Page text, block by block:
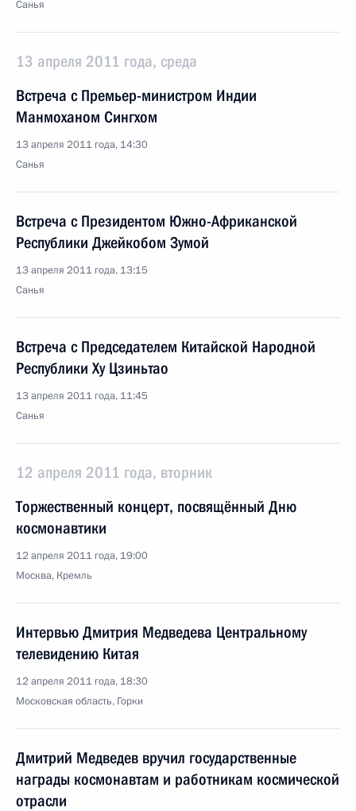
Санья
13 апреля 2011 года, среда
Встреча с Премьер-министром Индии
Манмоханом Сингхом
13 апреля 2011 года, 14:30
Санья
Встреча с Президентом Южно-Африканской
Республики Джейкобом Зумой
13 апреля 2011 года, 13:15
Санья
Встреча с Председателем Китайской Народной
Республики Ху Цзиньтао
13 апреля 2011 года, 11:45
Санья
12 апреля 2011 года, вторник
Торжественный концерт, посвящённый Дню
космонавтики
12 апреля 2011 года, 19:00
Москва, Кремль
Интервью Дмитрия Медведева Центральному
телевидению Китая
12 апреля 2011 года, 18:30
Московская область, Горки
Дмитрий Медведев вручил государственные
награды космонавтам и работникам космической
отрасли